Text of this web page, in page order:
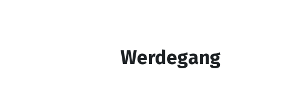
Werdegang